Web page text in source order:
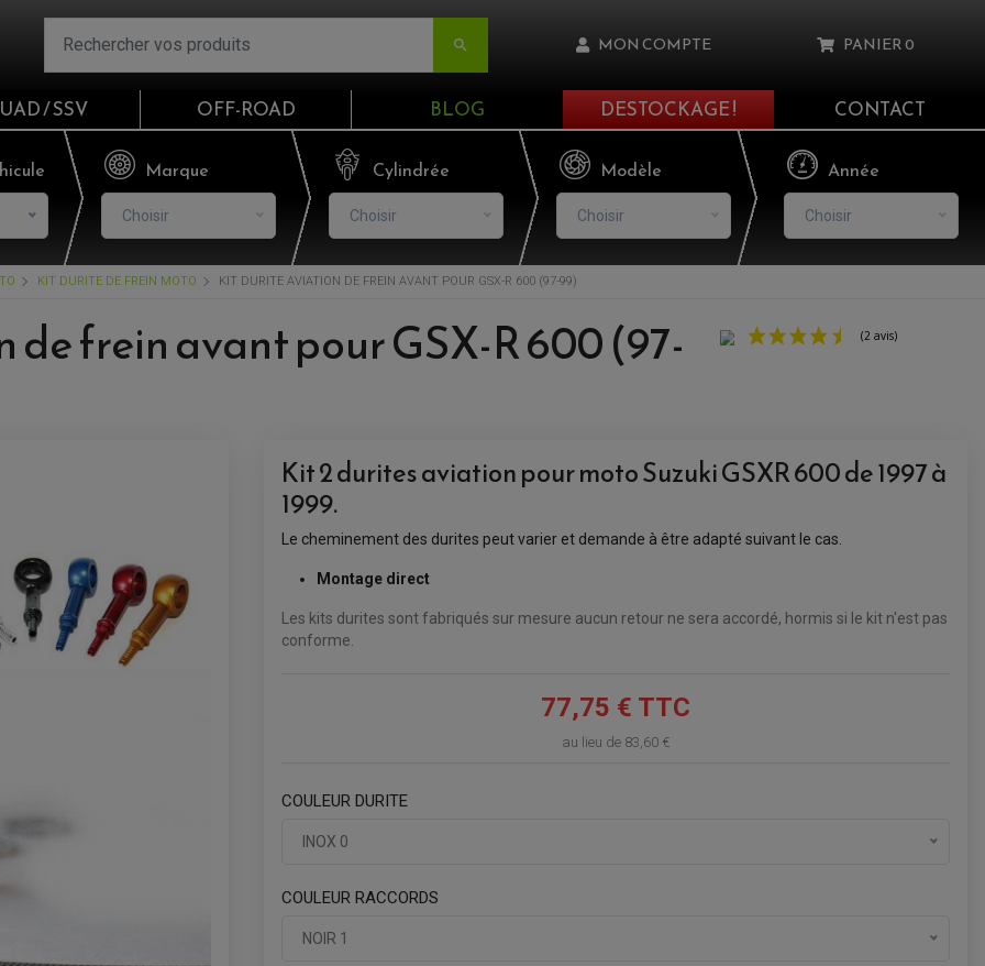
 MON COMPTE
Email
Mot de passe
CONNEXION
PANIER0
Il n'y a aucun produit dans votre panier
VOIR LE PANIER
/ SSV OFF-ROAD BLOG DESTOCKAGE ! CONTACT
Marque
Choisir
Cylindrée
Choisir
Modèle
Choisir
Année
Choisir
KIT DURITE DE FREIN MOTO KIT DURITE AVIATION DE FREIN AVANT POUR GSX-R 600 (97-99)
frein avant pour GSX-R 600 (97-
Kit 2 durites aviation pour moto Suzuki GSXR 600 de 1997 à
1999.
Le cheminement des durites peut varier et demande à être adapté suivant le cas.
Montage direct
Les kits durites sont fabriqués sur mesure aucun retour ne sera accordé, hormis si le kit n'est pas
conforme.
77,75 € TTC
au lieu de 83,60 €
COULEUR DURITE
INOX 0
COULEUR RACCORDS
NOIR 1